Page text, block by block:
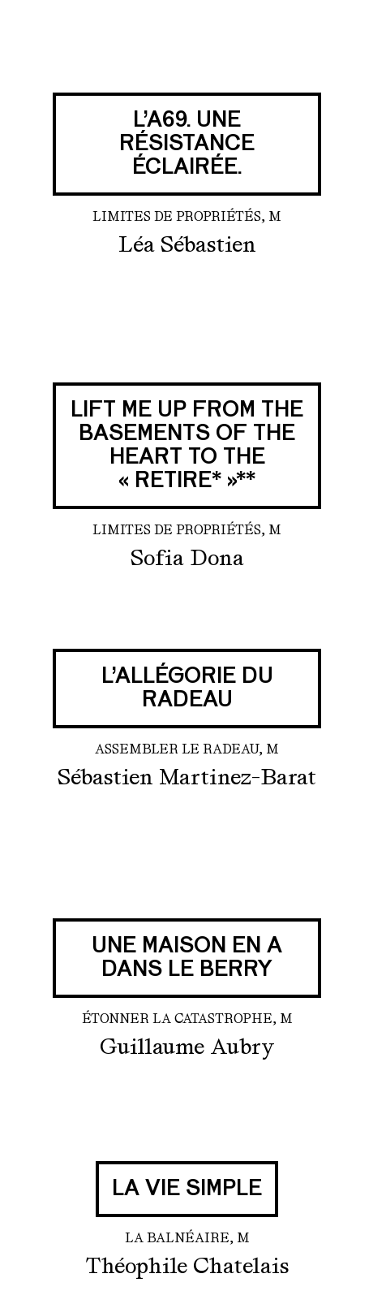
L’A69. UNE
RÉSISTANCE
ÉCLAIRÉE.
LIMITES DE PROPRIÉTÉS, M
Léa Sébastien
LIFT ME UP FROM THE
BASEMENTS OF THE
HEART TO THE
« RETIRE* »**
LIMITES DE PROPRIÉTÉS, M
Sofia Dona
L’ALLÉGORIE DU
RADEAU
ASSEMBLER LE RADEAU, M
Sébastien Martinez-Barat
UNE MAISON EN A
DANS LE BERRY
ÉTONNER LA CATASTROPHE, M
Guillaume Aubry
LA VIE SIMPLE
LA BALNÉAIRE, M
Théophile Chatelais